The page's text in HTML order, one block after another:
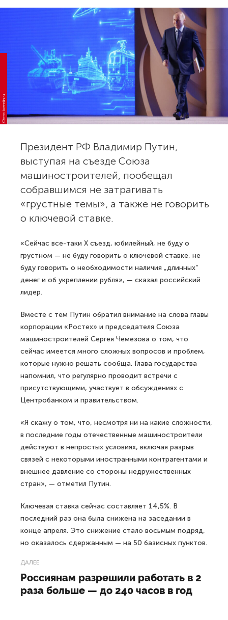
Фото: kremlin.ru
Президент РФ Владимир Путин,
выступая на съезде Союза
машиностроителей, пообещал
собравшимся не затрагивать
«грустные темы», а также не говорить
о ключевой ставке.
«Сейчас все-таки Х съезд, юбилейный, не буду о
грустном — не буду говорить о ключевой ставке, не
буду говорить о необходимости наличия „длинных“
денег и об укреплении рубля», — сказал российский
лидер.
Вместе с тем Путин обратил внимание на слова главы
корпорации «Ростех» и председателя Союза
машиностроителей Сергея Чемезова о том, что
сейчас имеется много сложных вопросов и проблем,
которые нужно решать сообща. Глава государства
напомнил, что регулярно проводит встречи с
присутствующими, участвует в обсуждениях с
Центробанком и правительством.
«Я скажу о том, что, несмотря ни на какие сложности,
в последние годы отечественные машиностроители
действуют в непростых условиях, включая разрыв
связей с некоторыми иностранными контрагентами и
внешнее давление со стороны недружественных
стран», — отметил Путин.
Ключевая ставка сейчас составляет 14,5%. В
последний раз она была снижена на заседании в
конце апреля. Это снижение стало восьмым подряд,
но оказалось сдержанным — на 50 базисных пунктов.
ДАЛЕЕ
Россиянам разрешили работать в 2
раза больше — до 240 часов в год